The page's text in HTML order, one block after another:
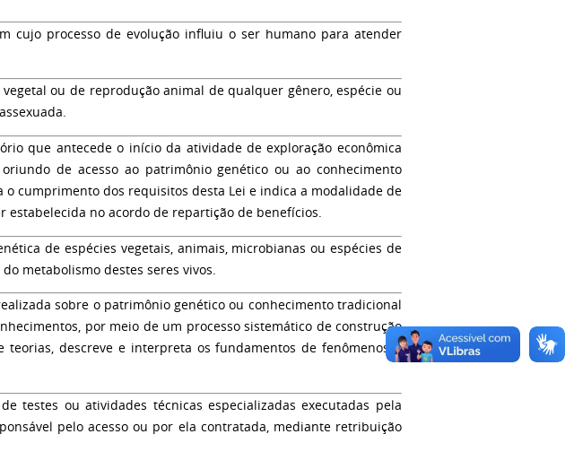
cujo processo de evolução influiu o ser humano para atender
ou de reprodução animal de qualquer gênero, espécie ou
que antecede o início da atividade de exploração econômica
de acesso ao patrimônio genético ou ao conhecimento
cumprimento dos requisitos desta Lei e indica a modalidade de
estabelecida no acordo de repartição de benefícios.
de espécies vegetais, animais, microbianas ou espécies de
metabolismo destes seres vivos.
sobre o patrimônio genético ou conhecimento tradicional
por meio de um processo sistemático de construção
descreve e interpreta os fundamentos de fenômenos e
testes ou atividades técnicas especializadas executadas pela
pelo acesso ou por ela contratada, mediante retribuição